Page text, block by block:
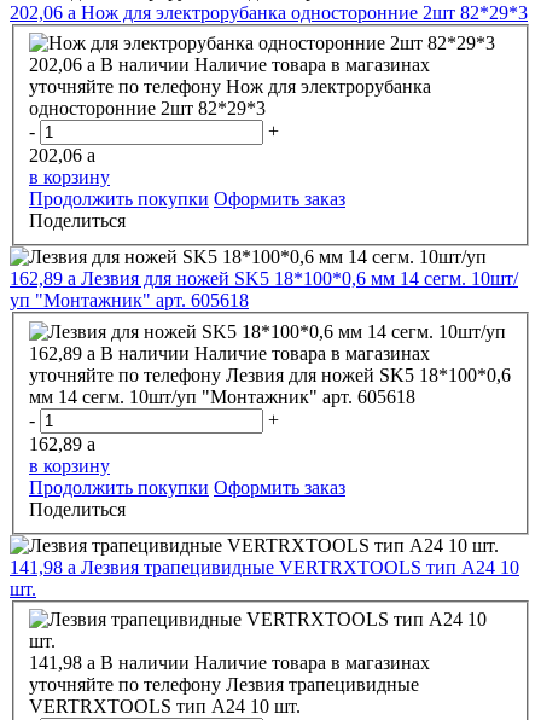
202,06 a Нож для электрорубанка односторонние 2шт 82*29*3
202,06 a В наличии Наличие товара в магазинах
уточняйте по телефону Нож для электрорубанка
односторонние 2шт 82*29*3
-
+
202,06 a
в корзину
Продолжить покупки Оформить заказ
Поделиться
162,89 a Лезвия для ножей SK5 18*100*0,6 мм 14 сегм. 10шт/
уп "Монтажник" арт. 605618
162,89 a В наличии Наличие товара в магазинах
уточняйте по телефону Лезвия для ножей SK5 18*100*0,6
мм 14 сегм. 10шт/уп "Монтажник" арт. 605618
-
+
162,89 a
в корзину
Продолжить покупки Оформить заказ
Поделиться
141,98 a Лезвия трапецивидные VERTRXTOOLS тип А24 10
шт.
141,98 a В наличии Наличие товара в магазинах
уточняйте по телефону Лезвия трапецивидные
VERTRXTOOLS тип А24 10 шт.